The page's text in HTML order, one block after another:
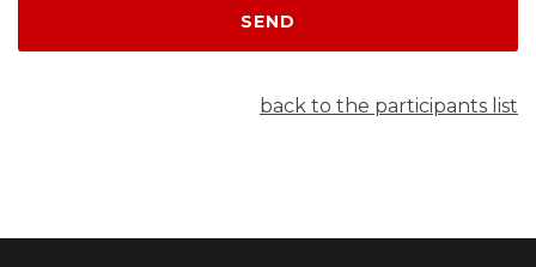
SEND
back to the participants list